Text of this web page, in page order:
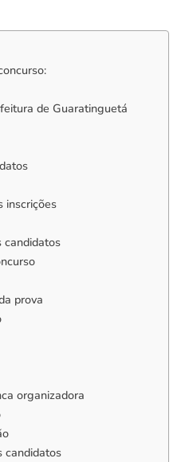
de Guaratinguetá
inscrições
candidatos
prova
organizadora
candidatos